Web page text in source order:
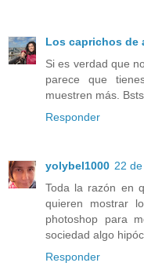
Los caprichos de
Si es verdad que
parece que
muestren más. Bsts
Responder
yolybel1000 22
Toda la razón en
quieren mostrar
photoshop para
sociedad algo
Responder